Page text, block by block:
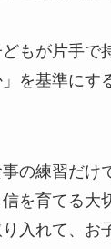
もが片手で
を基準にす
の練習だけ
を育てる大
入れて、お